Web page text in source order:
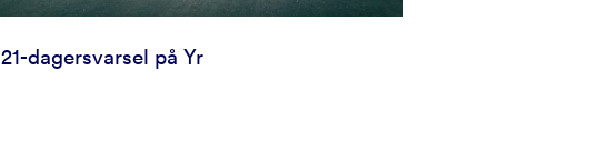
21-dagersvarsel på Yr